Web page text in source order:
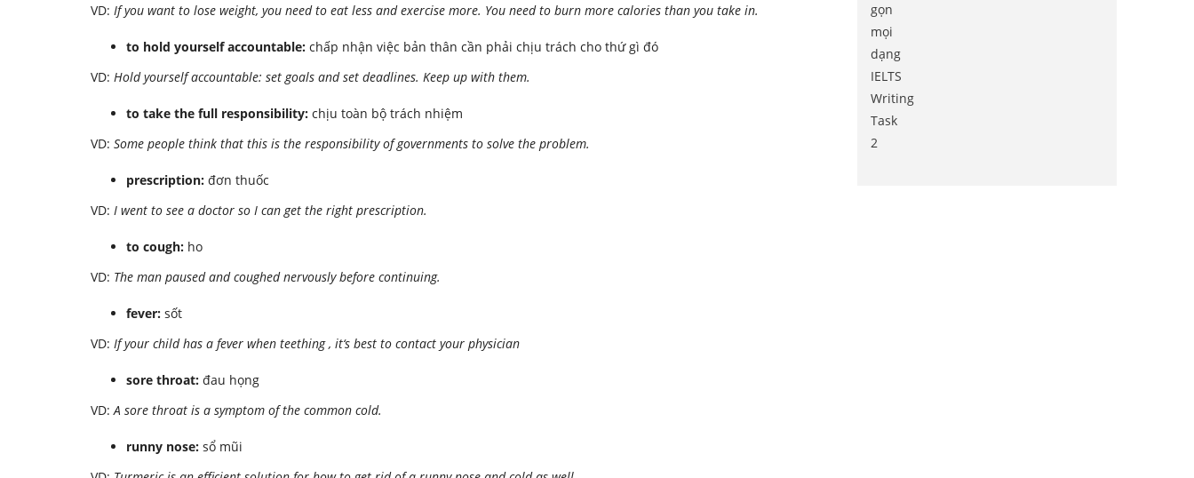
VD: If you want to lose weight, you need to eat less and exercise more. You need to burn more calories than you take in.
to hold yourself accountable: chấp nhận việc bản thân cần phải chịu trách cho thứ gì đó
VD: Hold yourself accountable: set goals and set deadlines. Keep up with them.
to take the full responsibility: chịu toàn bộ trách nhiệm
VD: Some people think that this is the responsibility of governments to solve the problem.
prescription: đơn thuốc
VD: I went to see a doctor so I can get the right prescription.
to cough: ho
VD: The man paused and coughed nervously before continuing.
fever: sốt
VD: If your child has a fever when teething , it‘s best to contact your physician
sore throat: đau họng
VD:A sore throat is a symptom of the common cold.
runny nose: sổ mũi
gọn
mọi
dạng
IELTS
Writing
Task
2